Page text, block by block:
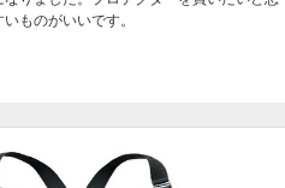
ものがいいです。